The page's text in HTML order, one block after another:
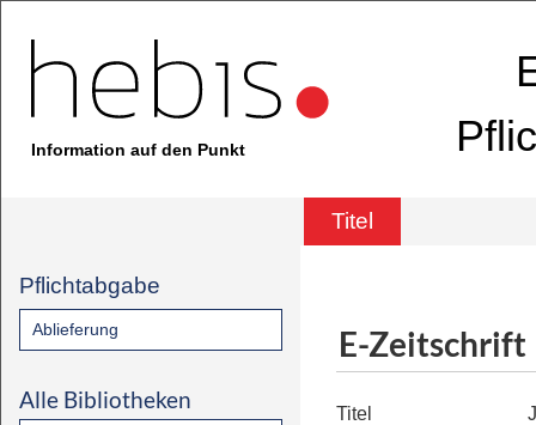
Information auf den Punkt
Titel
Pflichtabgabe
Ablieferung
Alle Bibliotheken
E-Zeitschrift
Titel